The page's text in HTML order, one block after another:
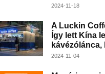
2024-11-18
A Luckin
Így lett Kína
kávézólánca,
2024-11-04